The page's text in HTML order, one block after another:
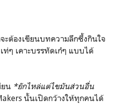
จะต้องเขียนบทความลึกซึ้งกินใจ
ท่ๆ เคาะบรรทัดเก๋ๆ แบบได้
ยน *ยักไหล่แต่ไขมันส่วนอื่น
นั้นเปิดกว้างให้ทุกคนได้